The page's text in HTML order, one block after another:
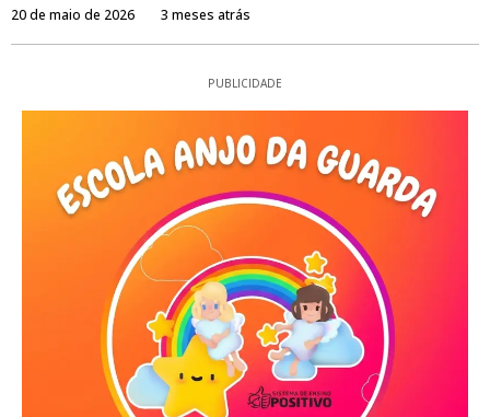
20 de maio de 2026 3 meses atrás
PUBLICIDADE